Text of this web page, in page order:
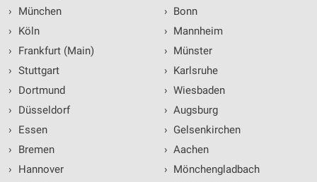
›
München
›
Köln
›
Frankfurt (Main)
› Stuttgart
›
Dortmund
›
Düsseldorf
›
Essen
›
Bremen
›
Hannover
› Bonn
› Mannheim
› Münster
› Karlsruhe
› Wiesbaden
› Augsburg
› Gelsenkirchen
› Aachen
› Mönchengladbach